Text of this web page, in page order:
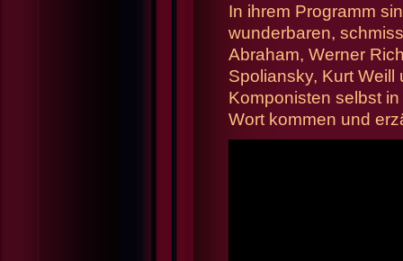
In ihrem Programm
wunderbaren,
Abraham, Werner
Spoliansky, Kurt
Komponisten selbst
Wort kommen und